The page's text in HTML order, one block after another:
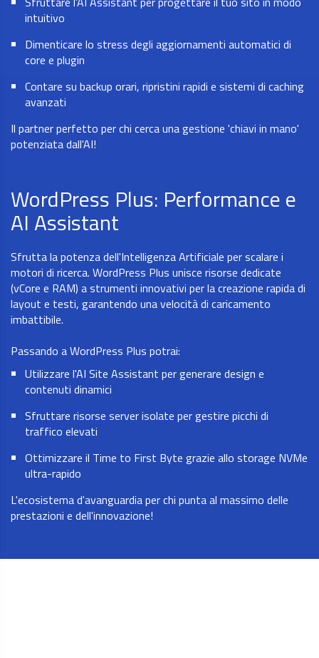
intuitivo
Dimenticare lo stress degli aggiornamenti automatici di
core e plugin
Contare su backup orari, ripristini rapidi e sistemi di caching
avanzati
Il partner perfetto per chi cerca una gestione 'chiavi in mano'
potenziata dall'AI!
WordPress Plus: Performance e
AI Assistant
Sfrutta la potenza dell'Intelligenza Artificiale per scalare i
motori di ricerca. WordPress Plus unisce risorse dedicate
(vCore e RAM) a strumenti innovativi per la creazione rapida di
layout e testi, garantendo una velocità di caricamento
imbattibile.
Passando a WordPress Plus potrai:
Utilizzare l'AI Site Assistant per generare design e
contenuti dinamici
Sfruttare risorse server isolate per gestire picchi di
traffico elevati
Ottimizzare il Time to First Byte grazie allo storage NVMe
ultra-rapido
L'ecosistema d'avanguardia per chi punta al massimo delle
prestazioni e dell'innovazione!